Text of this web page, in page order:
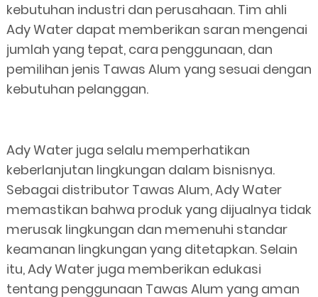
kebutuhan industri dan perusahaan. Tim ahli
Ady Water dapat memberikan saran mengenai
jumlah yang tepat, cara penggunaan, dan
pemilihan jenis Tawas Alum yang sesuai dengan
kebutuhan pelanggan.
Ady Water juga selalu memperhatikan
keberlanjutan lingkungan dalam bisnisnya.
Sebagai distributor Tawas Alum, Ady Water
memastikan bahwa produk yang dijualnya tidak
merusak lingkungan dan memenuhi standar
keamanan lingkungan yang ditetapkan. Selain
itu, Ady Water juga memberikan edukasi
tentang penggunaan Tawas Alum yang aman